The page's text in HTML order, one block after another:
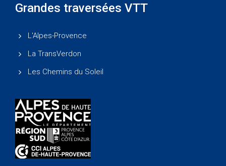
Grandes traversées VTT
L'Alpes-Provence
La TransVerdon
Les Chemins du Soleil